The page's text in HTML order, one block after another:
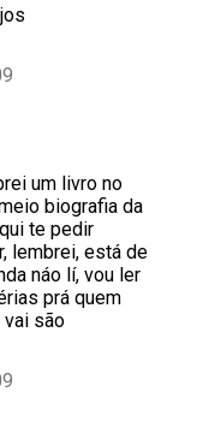
um livro no
biografia da
te pedir
lembrei, está de
náo lí, vou ler
prá quem
vai são